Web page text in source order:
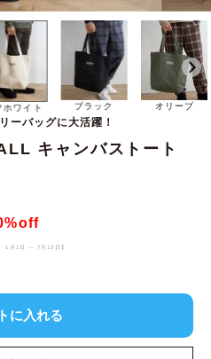
ホワイト ブラック オリーブ
ーバッグに大活躍！
キャンバストート
1月1日 ～ 7月13日 】